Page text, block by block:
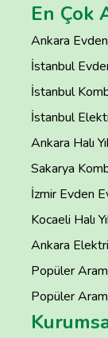
En Çok
Ankara
İstanbul
İstanbul
İstanbul
Ankara Halı
Sakarya
İzmir Evden
Kocaeli Halı
Ankara
Popüler
Popüler